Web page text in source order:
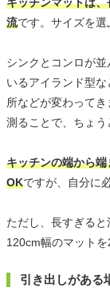
流です。サイズを選
シンクとコンロが
いるアイランド型
所などが変わって
測ることで、ちょう
キッチンの端から
OKですが、自分に
ただし、長すぎる
120cm幅のマットを
引き出しがある